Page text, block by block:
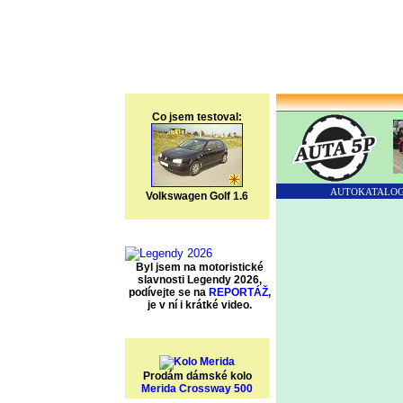
Co jsem testoval:
Volkswagen Golf 1.6
Byl jsem na motoristické
slavnosti Legendy 2026,
podívejte se na REPORTÁŽ,
je v ní i krátké video.
Prodám dámské kolo
Merida Crossway 500